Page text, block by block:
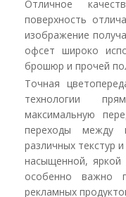
Отличное
поверхность
изображение
офсет широко
брошюр и прочей
Точная
технологии
максимальную
переходы между
различных текстур
насыщенной, яркой
особенно важно
рекламных